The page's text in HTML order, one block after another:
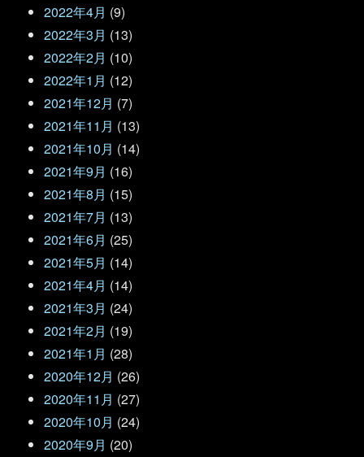
2022年4月 (9)
2022年3月 (13)
2022年2月 (10)
2022年1月 (12)
2021年12月 (7)
2021年11月 (13)
2021年10月 (14)
2021年9月 (16)
2021年8月 (15)
2021年7月 (13)
2021年6月 (25)
2021年5月 (14)
2021年4月 (14)
2021年3月 (24)
2021年2月 (19)
2021年1月 (28)
2020年12月 (26)
2020年11月 (27)
2020年10月 (24)
2020年9月 (20)